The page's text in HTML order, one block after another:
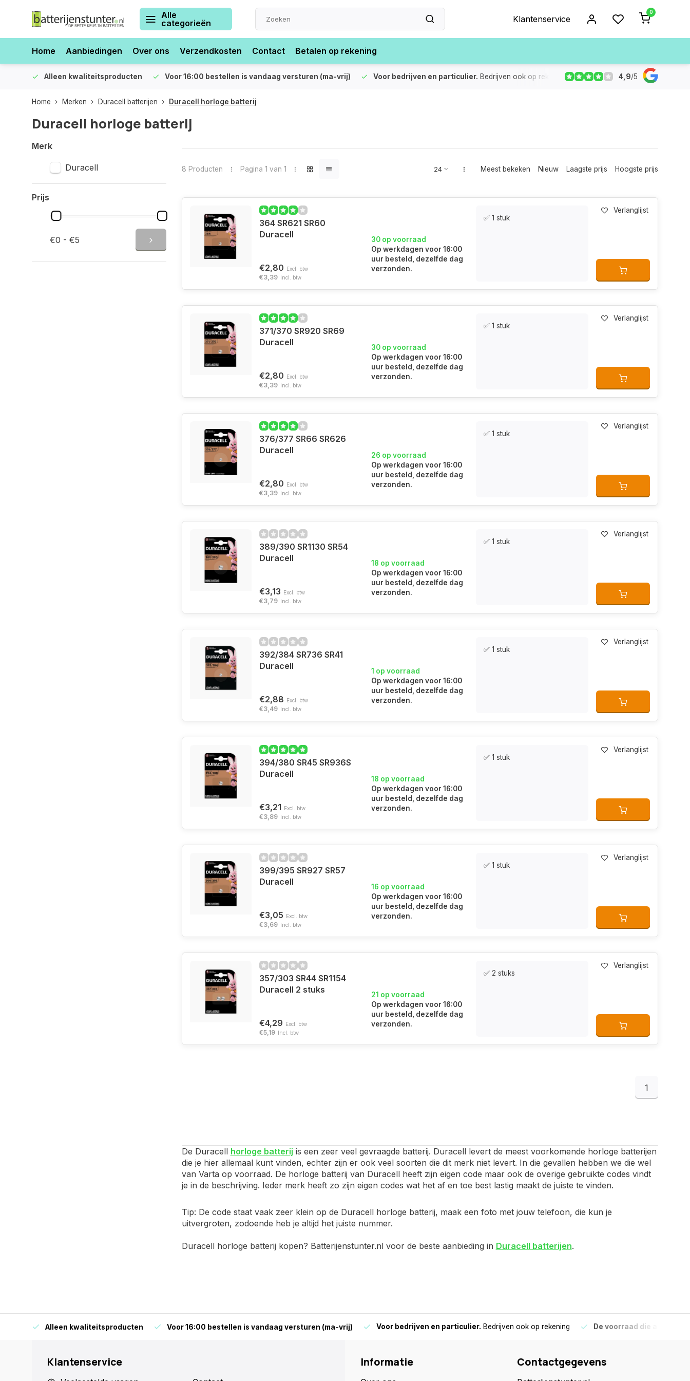
Alle
categorieën
Klantenservice
0
Home Aanbiedingen Over ons Verzendkosten Contact Betalen op rekening
Alleen kwaliteitsproducten Voor 16:00 bestellen is vandaag versturen (ma-vrij) Voor bedrijven en particulier. Bedrijven ook op rekening De voorraad die
4,9/5
Home Merken Duracell batterijen Duracell horloge batterij
Duracell horloge batterij
Merk
Duracell
Prijs
€0 - €5
8 Producten Pagina 1 van 1 Meest bekeken Nieuw Laagste prijs Hoogste prijs
364 SR621 SR60
Duracell
€2,80 Excl. btw
€3,39 Incl. btw
30 op voorraad
Op werkdagen voor 16:00
uur besteld, dezelfde dag
verzonden.
✅ 1 stuk
Verlanglijst
371/370 SR920 SR69
Duracell
€2,80 Excl. btw
€3,39 Incl. btw
30 op voorraad
Op werkdagen voor 16:00
uur besteld, dezelfde dag
verzonden.
✅ 1 stuk
Verlanglijst
376/377 SR66 SR626
Duracell
€2,80 Excl. btw
€3,39 Incl. btw
26 op voorraad
Op werkdagen voor 16:00
uur besteld, dezelfde dag
verzonden.
✅ 1 stuk
Verlanglijst
389/390 SR1130 SR54
Duracell
€3,13 Excl. btw
€3,79 Incl. btw
18 op voorraad
Op werkdagen voor 16:00
uur besteld, dezelfde dag
verzonden.
✅ 1 stuk
Verlanglijst
392/384 SR736 SR41
Duracell
€2,88 Excl. btw
€3,49 Incl. btw
1 op voorraad
Op werkdagen voor 16:00
uur besteld, dezelfde dag
verzonden.
✅ 1 stuk
Verlanglijst
394/380 SR45 SR936S
Duracell
€3,21 Excl. btw
€3,89 Incl. btw
18 op voorraad
Op werkdagen voor 16:00
uur besteld, dezelfde dag
verzonden.
✅ 1 stuk
Verlanglijst
399/395 SR927 SR57
Duracell
€3,05 Excl. btw
€3,69 Incl. btw
16 op voorraad
Op werkdagen voor 16:00
uur besteld, dezelfde dag
verzonden.
✅ 1 stuk
Verlanglijst
357/303 SR44 SR1154
Duracell 2 stuks
€4,29 Excl. btw
€5,19 Incl. btw
21 op voorraad
Op werkdagen voor 16:00
uur besteld, dezelfde dag
verzonden.
✅ 2 stuks
Verlanglijst
1
De Duracell horloge batterij is een zeer veel gevraagde batterij. Duracell levert de meest voorkomende horloge batterijen
die je hier allemaal kunt vinden, echter zijn er ook veel soorten die dit merk niet levert. In die gevallen hebben we die wel
van Varta op voorraad. De horloge batterij van Duracell heeft zijn eigen code maar ook de overige gebruikte codes vindt
je in de beschrijving. Ieder merk heeft zo zijn eigen codes wat het af en toe best lastig maakt de juiste te vinden.
Tip: De code staat vaak zeer klein op de Duracell horloge batterij, maak een foto met jouw telefoon, die kun je
uitvergroten, zodoende heb je altijd het juiste nummer.
Duracell horloge batterij kopen? Batterijenstunter.nl voor de beste aanbieding in Duracell batterijen.
Alleen kwaliteitsproducten Voor 16:00 bestellen is vandaag versturen (ma-vrij) Voor bedrijven en particulier. Bedrijven ook op rekening De voorraad die
Klantenservice Informatie Contactgegevens